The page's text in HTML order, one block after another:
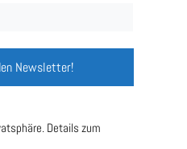
Newsletter!
Details zum